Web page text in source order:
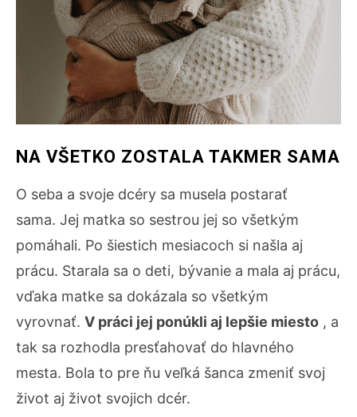
NA VŠETKO ZOSTALA TAKMER SAMA
O seba a svoje dcéry sa musela postarať
sama. Jej matka so sestrou jej so všetkým
pomáhali. Po šiestich mesiacoch si našla aj
prácu. Starala sa o deti, bývanie a mala aj prácu,
vďaka matke sa dokázala so všetkým
vyrovnať. V práci jej ponúkli aj lepšie miesto , a
tak sa rozhodla presťahovať do hlavného
mesta. Bola to pre ňu veľká šanca zmeniť svoj
život aj život svojich dcér.